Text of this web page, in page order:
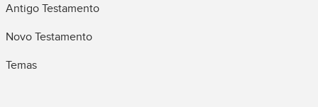
Antigo Testamento
Novo Testamento
Temas